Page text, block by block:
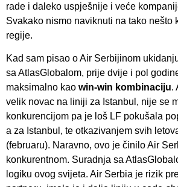
rade i daleko uspješnije i veće
Svakako nismo naviknuti na tako nešto
regije.
Kad sam pisao o Air Serbijinom
sa AtlasGlobalom, prije dvije i pol
maksimalno kao win-win kombinaciju.
velik novac na liniji za Istanbul, nije se
konkurencijom pa je loš LF pokušala
a za Istanbul, te otkazivanjem svih
(februaru). Naravno, ovo je činilo Air
konkurentnom. Suradnja sa
logiku ovog svijeta. Air Serbia je rizik